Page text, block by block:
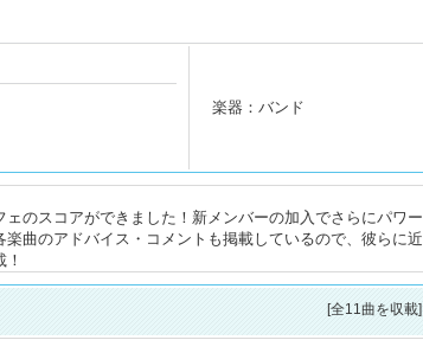
楽器：バンド
のスコアができました！新メンバーの加入でさらにパワー
曲のアドバイス・コメントも掲載しているので、彼らに近
[全11曲を収載]